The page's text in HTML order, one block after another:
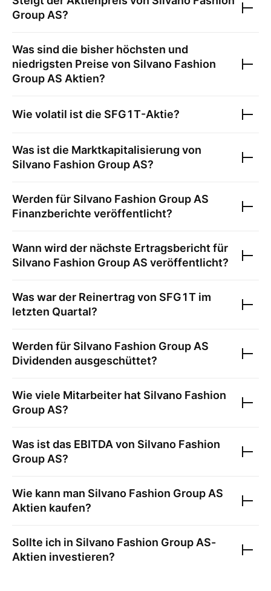
Group AS?
Was sind die bisher höchsten und
niedrigsten Preise von Silvano Fashion
Group AS Aktien?
Wie volatil ist die SFG1T-Aktie?
Was ist die Marktkapitalisierung von
Silvano Fashion Group AS?
Werden für Silvano Fashion Group AS
Finanzberichte veröffentlicht?
Wann wird der nächste Ertragsbericht für
Silvano Fashion Group AS veröffentlicht?
Was war der Reinertrag von SFG1T im
letzten Quartal?
Werden für Silvano Fashion Group AS
Dividenden ausgeschüttet?
Wie viele Mitarbeiter hat Silvano Fashion
Group AS?
Was ist das EBITDA von Silvano Fashion
Group AS?
Wie kann man Silvano Fashion Group AS
Aktien kaufen?
Sollte ich in Silvano Fashion Group AS-
Aktien investieren?